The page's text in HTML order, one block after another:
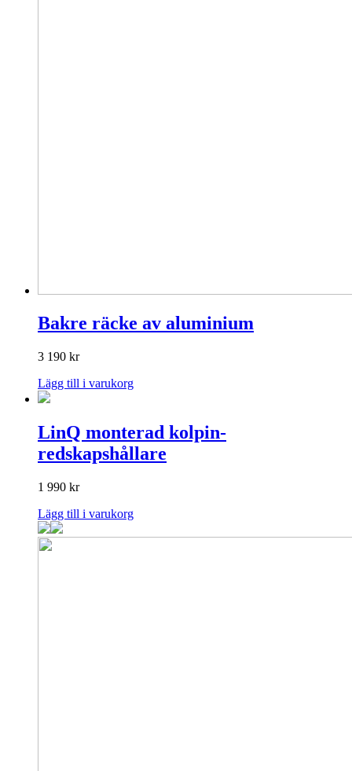
Bakre räcke av aluminium
3 190 kr
Lägg till i varukorg
LinQ monterad kolpin-
redskapshållare
1 990 kr
Lägg till i varukorg